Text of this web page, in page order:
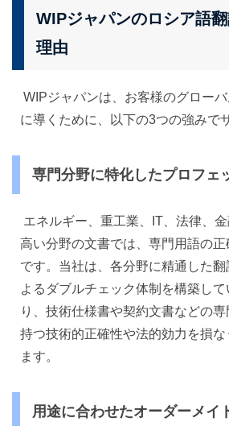
WIPジャパンのロシア語
理由
WIPジャパンは、お客様のグロー
に導くために、以下の3つの強みで
専門分野に特化したプロフェ
エネルギー、重工業、IT、法律、
高い分野の文書では、専門用語の
です。当社は、各分野に精通した
よるダブルチェック体制を構築し
り、技術仕様書や契約文書などの
持つ技術的正確性や法的効力を損
ます。
用途に合わせたオーダーメイ